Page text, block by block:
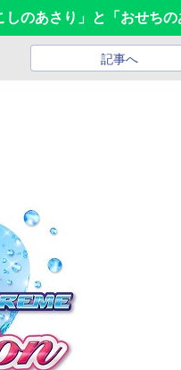
のあさり」と「おせち
記事へ